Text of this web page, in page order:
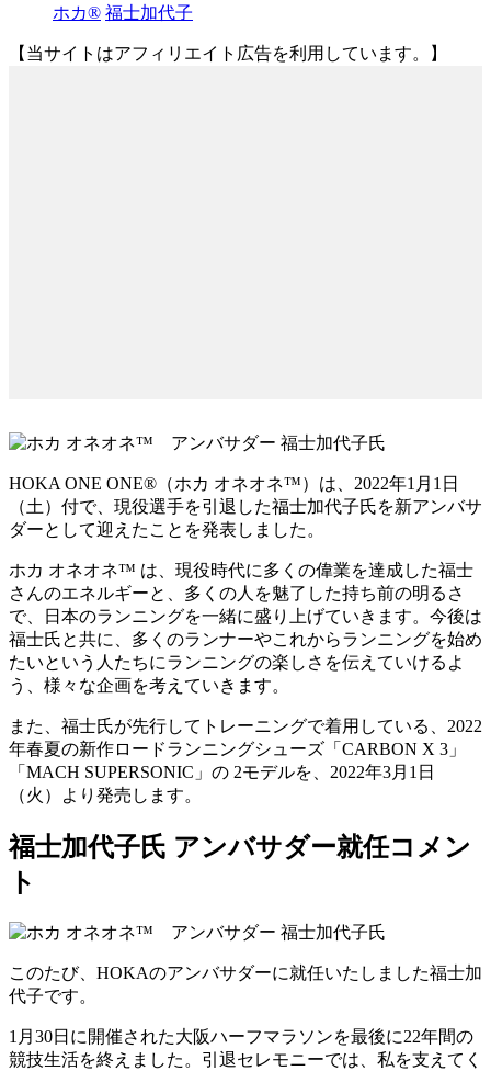
ホカ® 福士加代子
【当サイトはアフィリエイト広告を利用しています。】
HOKA ONE ONE®（ホカ オネオネ™）は、2022年1月1日
（土）付で、現役選手を引退した福士加代子氏を新アンバサ
ダーとして迎えたことを発表しました。
ホカ オネオネ™ は、現役時代に多くの偉業を達成した福士
さんのエネルギーと、多くの人を魅了した持ち前の明るさ
で、日本のランニングを一緒に盛り上げていきます。今後は
福士氏と共に、多くのランナーやこれからランニングを始め
たいという人たちにランニングの楽しさを伝えていけるよ
う、様々な企画を考えていきます。
また、福士氏が先行してトレーニングで着用している、2022
年春夏の新作ロードランニングシューズ「CARBON X 3」
「MACH SUPERSONIC」の 2モデルを、2022年3月1日
（火）より発売します。
福士加代子氏 アンバサダー就任コメン
ト
このたび、HOKAのアンバサダーに就任いたしました福士加
代子です。
1月30日に開催された大阪ハーフマラソンを最後に22年間の
競技生活を終えました。引退セレモニーでは、私を支えてく